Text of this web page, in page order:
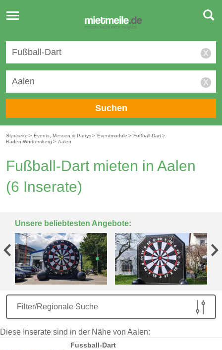
Toggle
navigation
X
X
Suchen
Startseite > Events, Messen & Partys> Eventmodule > Fußball-Dart>
Baden-Württemberg > Aalen
Fußball-Dart mieten in Aalen
(6 Inserate)
Unsere beliebtesten Angebote:
Filter/Regionale Suche
Diese Inserate sind in der Nähe von Aalen:
Fussball-Dart